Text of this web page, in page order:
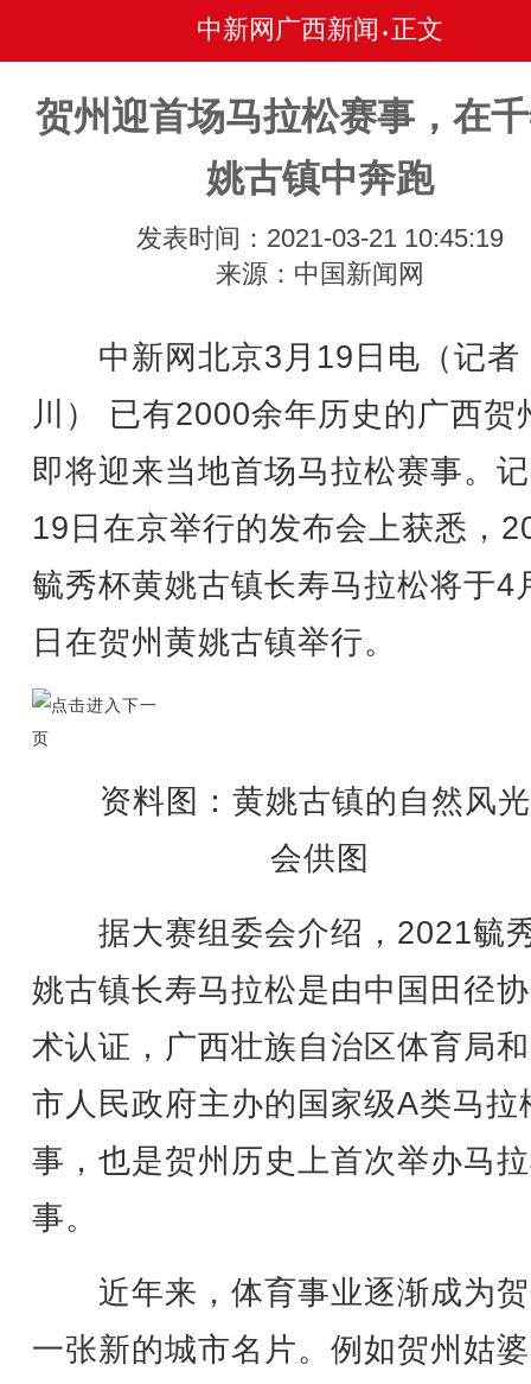
中新网广西新闻 • 正文
贺州迎首场马拉松赛事，在
姚古镇中奔跑
发表时间：2021-03-21 10:45:19
来源：中国新闻网
中新网北京3月19日电（记者
川） 已有2000余年历史的广西贺
即将迎来当地首场马拉松赛事。
19日在京举行的发布会上获悉，
毓秀杯黄姚古镇长寿马拉松将于4
日在贺州黄姚古镇举行。
资料图：黄姚古镇的自然风
会供图
据大赛组委会介绍，2021毓
姚古镇长寿马拉松是由中国田径
术认证，广西壮族自治区体育局
市人民政府主办的国家级A类马拉
事，也是贺州历史上首次举办马
事。
近年来，体育事业逐渐成为
一张新的城市名片。例如贺州姑